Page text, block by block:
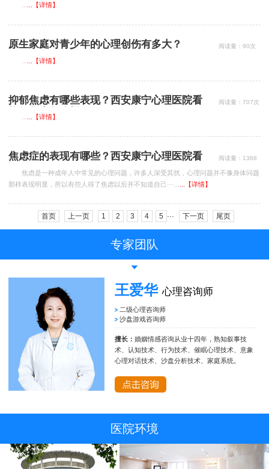
...【详情】
原生家庭对青少年的心理创伤有多大？ 阅读量：90次
...【详情】
抑郁焦虑有哪些表现？西安康宁心理医院看
抑郁焦虑怎么样？
阅读量：707次
...【详情】
焦虑症的表现有哪些？西安康宁心理医院看
焦虑怎么样？
阅读量：1368
焦虑是一种成年人中常见的心理问题，许多人深受其扰，心理问题并不像身体问题
那样表现明显，所以有些人得了焦虑以后并不知道自己···...
...【详情】
首页 上一页 1 2 3 4 5 ··· 下一页 尾页
专家团队
王爱华 心理咨询师
二级心理咨询师
沙盘游戏咨询师
擅长：婚姻情感咨询从业十四年，熟知叙事技
术、认知技术、行为技术、催眠心理技术、意象
心理对话技术、沙盘分析技术、家庭系统。
医院环境